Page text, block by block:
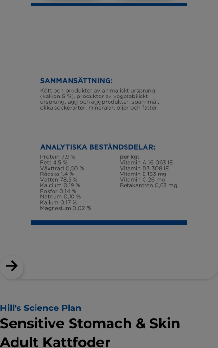
Hill's Science Plan
Sensitive Stomach & Skin
Adult Kattfoder